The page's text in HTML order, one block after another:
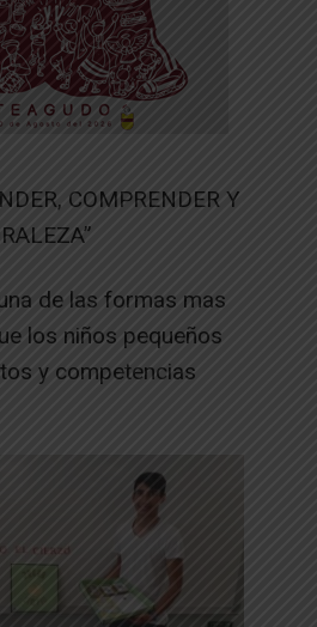
COMPRENDER Y
de las formas mas
los niños pequeños
y competencias